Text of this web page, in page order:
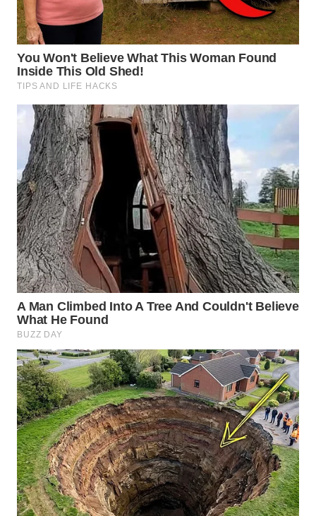
WN
KALSEL
WN
KALTIM
WN
SULSEL
WN
GORONTALO
WN
SULUT
WN
MALUKU
WN
MALUT
WN
DAIRI
WN
DANAU
TOBA
WN
NIAS